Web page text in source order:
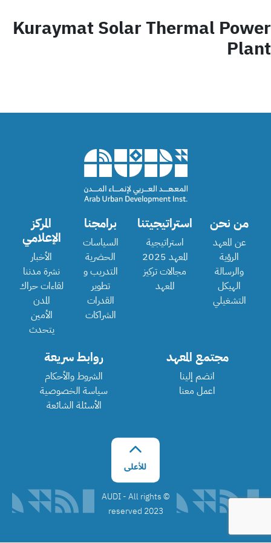
Kuraymat Solar Thermal Power
Plant
من نحن
عن المعهد
الرؤية
والرسالة
الهيكل
التشغيلي
استراتيجيتنا
استراتيجية
المعهد 2025
مجالات تركيز
المعهد
برامجنا
السياسات
الحضرية
التدريب و
تطوير
القدرات
الشراكات
المركز
الإعلامي
الأخبار
نشرة مدننا
لقاءات حراك
المدن
الأمين
يتحدث
مجتمع المعهد
انضم إلينا
اعمل معنا
روابط سريعة
الشروط والأحكام
سياسة الخصوصية
الأسئلة الشائعة
©️ AUDI - All rights
reserved 2023